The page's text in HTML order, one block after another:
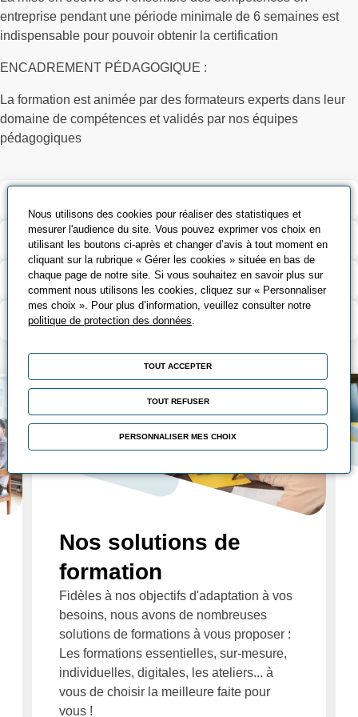
entreprise pendant une période minimale de 6 semaines est
indispensable pour pouvoir obtenir la certification
ENCADREMENT PÉDAGOGIQUE :
La formation est animée par des formateurs experts dans leur
domaine de compétences et validés par nos équipes
pédagogiques
Outils pédagogiques
Contenu de la formation
Modalité d’évaluation
Nos solutions de
formation
Fidèles à nos objectifs d'adaptation à vos
besoins, nous avons de nombreuses
solutions de formations à vous proposer :
Les formations essentielles, sur-mesure,
individuelles, digitales, les ateliers... à
vous de choisir la meilleure faite pour
vous !
Nous utilisons des cookies pour réaliser des statistiques et
mesurer l'audience du site. Vous pouvez exprimer vos choix en
utilisant les boutons ci-après et changer d’avis à tout moment en
cliquant sur la rubrique « Gérer les cookies » située en bas de
chaque page de notre site. Si vous souhaitez en savoir plus sur
comment nous utilisons les cookies, cliquez sur « Personnaliser
mes choix ». Pour plus d’information, veuillez consulter notre
politique de protection des données
TOUT ACCEPTER
TOUT REFUSER
PERSONNALISER MES CHOIX